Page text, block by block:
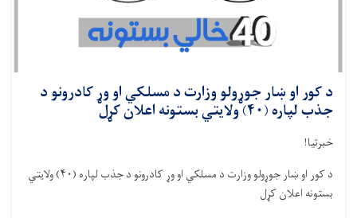
د کور او ښار جوړولو وزارت د مسلکي او وړ کادرونو د
جذب لپاره (۴۰) ولایتي بستونه اعلان کړل
خبرتیا!
د کور او ښار جوړولو وزارت د مسلکي او وړ کادرونو د جذب لپاره (۴۰) ولایتي
بستونه اعلان کړل